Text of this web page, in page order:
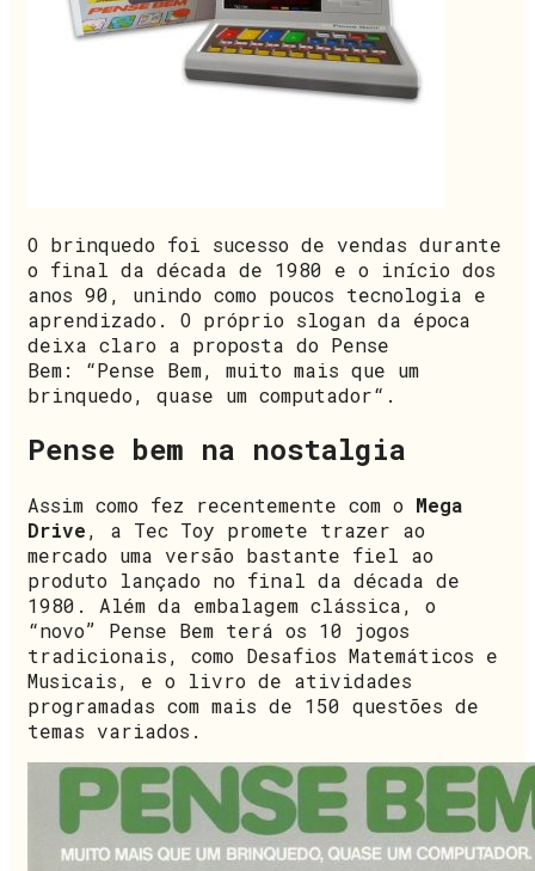
O brinquedo foi sucesso de vendas durante
o final da década de 1980 e o início dos
anos 90, unindo como poucos tecnologia e
aprendizado. O próprio slogan da época
deixa claro a proposta do Pense
Bem: “Pense Bem, muito mais que um
brinquedo, quase um computador“.
Pense bem na nostalgia
Assim como fez recentemente com o Mega
Drive, a Tec Toy promete trazer ao
mercado uma versão bastante fiel ao
produto lançado no final da década de
1980. Além da embalagem clássica, o
“novo” Pense Bem terá os 10 jogos
tradicionais, como Desafios Matemáticos e
Musicais, e o livro de atividades
programadas com mais de 150 questões de
temas variados.